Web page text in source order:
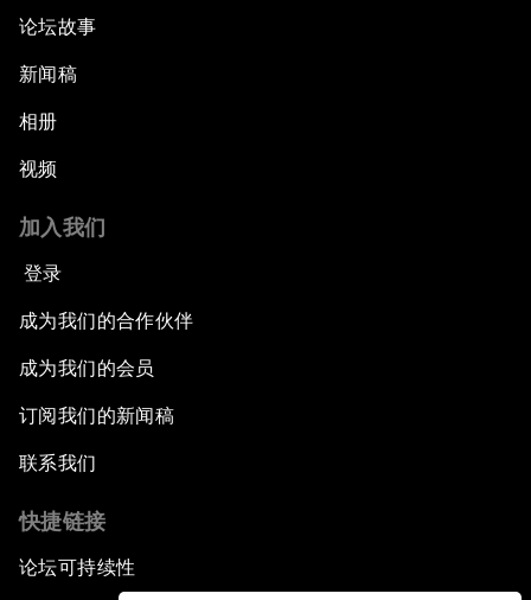
论坛故事
新闻稿
相册
视频
加入我们
登录
成为我们的合作伙伴
成为我们的会员
订阅我们的新闻稿
联系我们
快捷链接
论坛可持续性